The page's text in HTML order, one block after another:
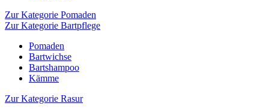
Zur Kategorie Pomaden
Zur Kategorie Bartpflege
Pomaden
Bartwichse
Bartshampoo
Kämme
Zur Kategorie Rasur